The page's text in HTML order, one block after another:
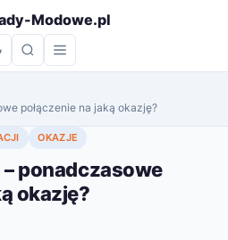
Modowe.pl
połączenie na jaką okazję?
OKAZJE
ponadczasowe
okazję?